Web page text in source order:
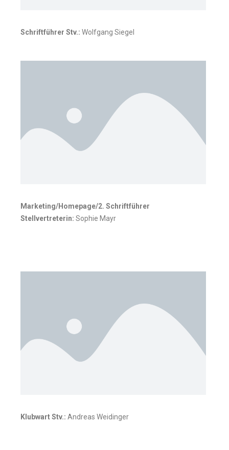
Schriftführer Stv.: Wolfgang Siegel
Marketing/Homepage/2. Schriftführer
Stellvertreterin: Sophie Mayr
Klubwart Stv.: Andreas Weidinger